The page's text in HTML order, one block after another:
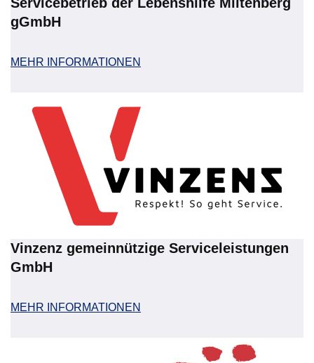
gGmbH
MEHR INFORMATIONEN
Vinzenz gemeinnützige Serviceleistungen
GmbH
MEHR INFORMATIONEN